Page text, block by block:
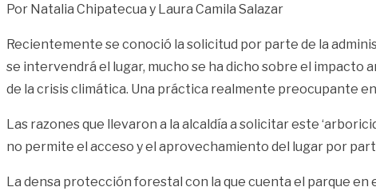
Por Natalia Chipatecua y Laura Camila Salazar
Recientemente se conoció la solicitud por parte de la
se intervendrá el lugar, mucho se ha dicho sobre el impacto
de la crisis climática. Una práctica realmente preocupante
Las razones que llevaron a la alcaldía a solicitar este
no permite el acceso y el aprovechamiento del lugar por
La densa protección forestal con la que cuenta el parque